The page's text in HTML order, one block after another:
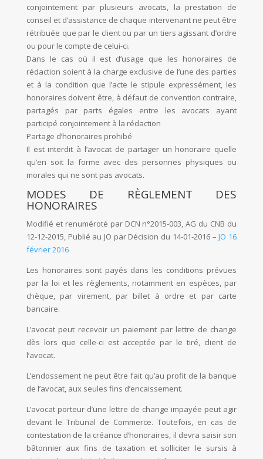
conjointement par plusieurs avocats, la prestation de
conseil et d’assistance de chaque intervenant ne peut être
rétribuée que par le client ou par un tiers agissant d’ordre
ou pour le compte de celui-ci.
Dans le cas où il est d’usage que les honoraires de
rédaction soient à la charge exclusive de l’une des parties
et à la condition que l’acte le stipule expressément, les
honoraires doivent être, à défaut de convention contraire,
partagés par parts égales entre les avocats ayant
participé conjointement à la rédaction
Partage d’honoraires prohibé
Il est interdit à l’avocat de partager un honoraire quelle
qu’en soit la forme avec des personnes physiques ou
morales qui ne sont pas avocats.
MODES DE RÈGLEMENT DES
HONORAIRES
Modifié et renuméroté par DCN n°2015-003, AG du CNB du
12-12-2015, Publié au JO par Décision du 14-01-2016 – JO 16
février 2016
Les honoraires sont payés dans les conditions prévues
par la loi et les règlements, notamment en espèces, par
chèque, par virement, par billet à ordre et par carte
bancaire.
L’avocat peut recevoir un paiement par lettre de change
dès lors que celle-ci est acceptée par le tiré, client de
l’avocat.
L’endossement ne peut être fait qu’au profit de la banque
de l’avocat, aux seules fins d’encaissement.
L’avocat porteur d’une lettre de change impayée peut agir
devant le Tribunal de Commerce. Toutefois, en cas de
contestation de la créance d’honoraires, il devra saisir son
bâtonnier aux fins de taxation et solliciter le sursis à